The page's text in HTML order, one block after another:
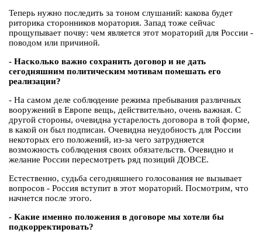
Теперь нужно последить за тоном слушаний: какова будет
риторика сторонников моратория. Запад тоже сейчас
прощупывает почву: чем является этот мораторий для России -
поводом или причиной.
- Насколько важно сохранить договор и не дать
сегодняшним политическим мотивам помешать его
реализации?
- На самом деле соблюдение режима пребывания различных
вооружений в Европе вещь, действительно, очень важная. С
другой стороны, очевидна устарелость договора в той форме,
в какой он был подписан. Очевидна неудобность для России
некоторых его положений, из-за чего затрудняется
возможность соблюдения своих обязательств. Очевидно и
желание России пересмотреть ряд позиций ДОВСЕ.
Естественно, судьба сегодняшнего голосования не вызывает
вопросов - Россия вступит в этот мораторий. Посмотрим, что
начнется после этого.
- Какие именно положения в договоре мы хотели бы
подкорректировать?